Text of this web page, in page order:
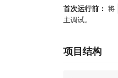
首次运行前： 将
主调试。
项目结构